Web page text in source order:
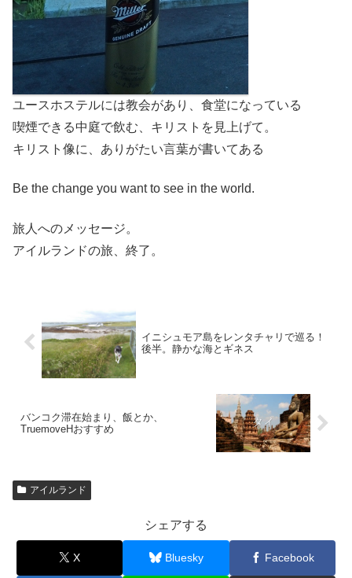
ユースホステルには教会があり、食堂になっている
喫煙できる中庭で飲む、キリストを見上げて。
キリスト像に、ありがたい言葉が書いてある
Be the change you want to see in the world.
旅人へのメッセージ。
アイルランドの旅、終了。
イニシュモア島をレンタチャリで巡る！
後半。静かな海とギネス
バンコク滞在始まり、飯とか、
TruemoveHおすすめ
アイルランド
シェアする
X Bluesky Facebook